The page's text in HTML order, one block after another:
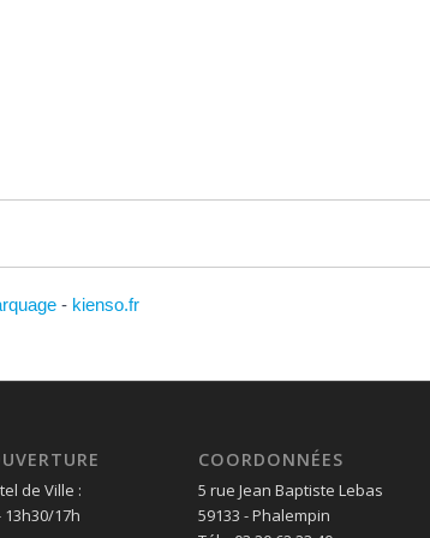
- kienso.fr
de Ville :
13h30/17h
COORDONNÉES
5 rue Jean Baptiste Lebas
59133 - Phalempin